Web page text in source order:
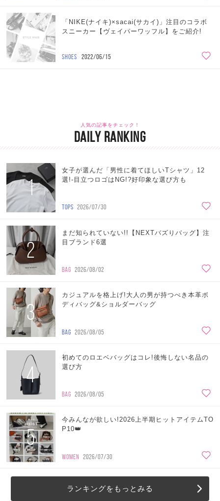
「NIKE(ナイキ)×sacai(サカイ)」注目のコラボ
スニーカー【ヴェイパーワッフル】をご紹介!
SHOES 2022/06/15
人気の記事をチェック！
DAILY RANKING
1
女子が選んだ「男性に着てほしいTシャツ」12
選!-目立つロゴはNG!?好印象な選び方も
TOPS 2026/07/30
2
まだ知られていない!!【NEXTバズりバッグ】注
目ブランド6選
BAG 2026/08/02
3
カジュアルを格上げ!大人の男が持つべき本革ボ
ディバッグ&ショルダーバッグ
BAG 2026/08/05
4
初めてのロエベバッグはコレ!後悔しない名品の
選び方
BAG 2026/08/05
5
今みんなが欲しい!2026上半期ヒットアイテムTO
P10👑
WOMEN 2026/07/30
ランキングをもっとみる